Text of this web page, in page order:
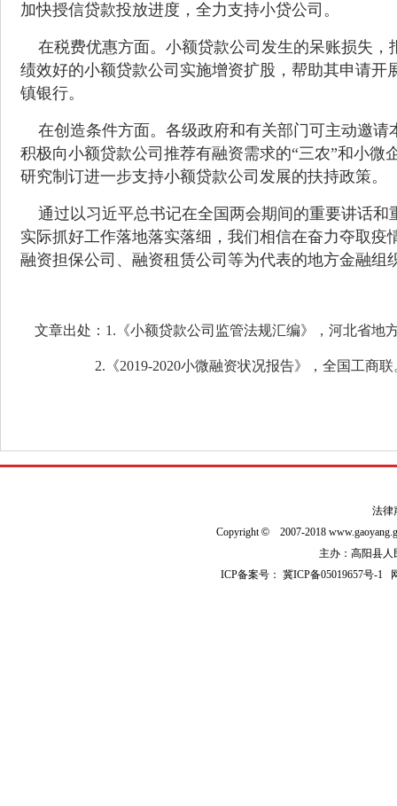
加快授信贷款投放进度，全力支持小贷公司。
在税费优惠方面。小额贷款公司发生的呆账损失，
绩效好的小额贷款公司实施增资扩股，帮助其申请
镇银行。
在创造条件方面。各级政府和有关部门可主动邀请
积极向小额贷款公司推荐有融资需求的“三农”和小
研究制订进一步支持小额贷款公司发展的扶持政策。
通过以习近平总书记在全国两会期间的重要讲话和
实际抓好工作落地落实落细，我们相信在奋力夺取
融资担保公司、融资租赁公司等为代表的地方金融
文章出处：1.《小额贷款公司监管法规汇编》，河北省地
2.《2019-2020小微融资状况报告》，全国工商联
法律
Copyright© 2007-2018
主办：高阳县人
ICP备案号：冀ICP备05019657号-1